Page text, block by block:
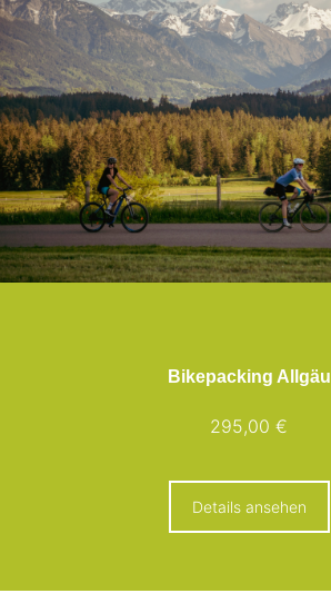
Bikepacking Allgäu
295,00 €
Details ansehen